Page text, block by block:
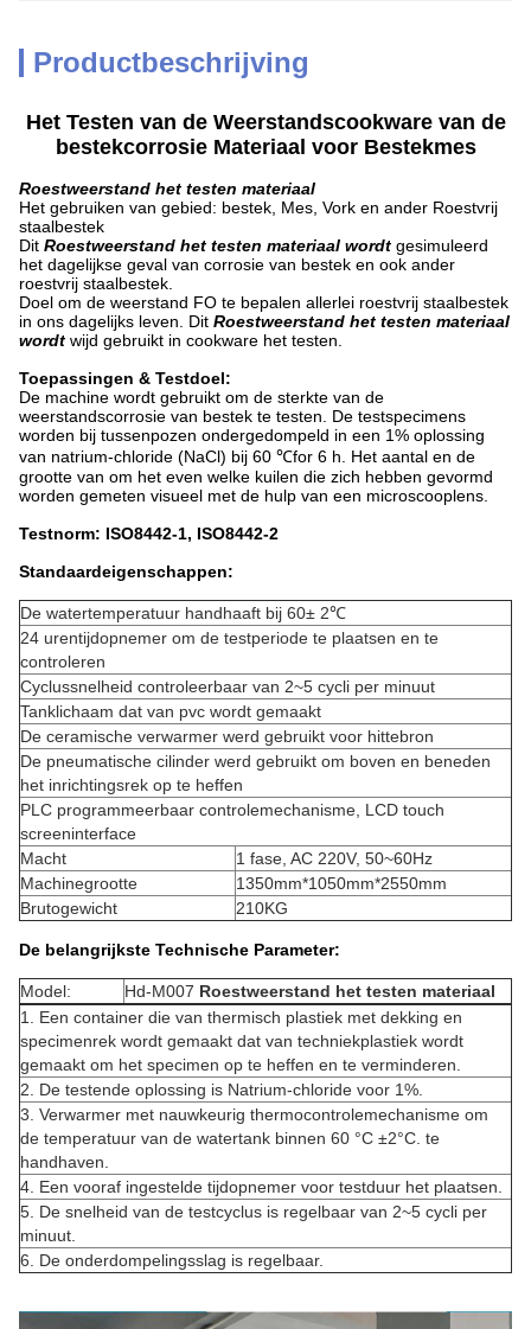
Productbeschrijving
Het Testen van de Weerstandscookware van de
bestekcorrosie Materiaal voor Bestekmes
Roestweerstand het testen materiaal
Het gebruiken van gebied: bestek, Mes, Vork en ander Roestvrij
staalbestek
Dit Roestweerstand het testen materiaal wordt gesimuleerd
het dagelijkse geval van corrosie van bestek en ook ander
roestvrij staalbestek.
Doel om de weerstand FO te bepalen allerlei roestvrij staalbestek
in ons dagelijks leven. Dit Roestweerstand het testen materiaal
wordt wijd gebruikt in cookware het testen.
Toepassingen & Testdoel:
De machine wordt gebruikt om de sterkte van de
weerstandscorrosie van bestek te testen. De testspecimens
worden bij tussenpozen ondergedompeld in een 1% oplossing
van natrium-chloride (NaCl) bij 60 ℃for 6 h. Het aantal en de
grootte van om het even welke kuilen die zich hebben gevormd
worden gemeten visueel met de hulp van een microscooplens.
Testnorm: ISO8442-1, ISO8442-2
Standaardeigenschappen:
De watertemperatuur handhaaft bij 60± 2℃
24 urentijdopnemer om de testperiode te plaatsen en te
controleren
Cyclussnelheid controleerbaar van 2~5 cycli per minuut
Tanklichaam dat van pvc wordt gemaakt
De ceramische verwarmer werd gebruikt voor hittebron
De pneumatische cilinder werd gebruikt om boven en beneden
het inrichtingsrek op te heffen
PLC programmeerbaar controlemechanisme, LCD touch
screeninterface
Macht
1 fase, AC 220V, 50~60Hz
Machinegrootte
1350mm*1050mm*2550mm
Brutogewicht
210KG
De belangrijkste Technische Parameter:
Model: Hd-M007 Roestweerstand het testen materiaal
1. Een container die van thermisch plastiek met dekking en
specimenrek wordt gemaakt dat van techniekplastiek wordt
gemaakt om het specimen op te heffen en te verminderen.
2. De testende oplossing is Natrium-chloride voor 1%.
3. Verwarmer met nauwkeurig thermocontrolemechanisme om
de temperatuur van de watertank binnen 60 °C ±2°C. te
handhaven.
4. Een vooraf ingestelde tijdopnemer voor testduur het plaatsen.
5. De snelheid van de testcyclus is regelbaar van 2~5 cycli per
minuut.
6. De onderdompelingsslag is regelbaar.